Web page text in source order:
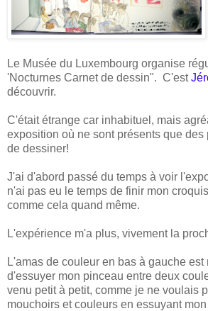
Le Musée du Luxembourg organise
'Nocturnes Carnet de dessin". C'est
découvrir.
C'était étrange car inhabituel, mais
exposition où ne sont présents que des
de dessiner!
J'ai d'abord passé du temps à voir
n'ai pas eu le temps de finir mon
comme cela quand même.
L'expérience m'a plus, vivement la
L'amas de couleur en bas à gauche est
d'essuyer mon pinceau entre deux
venu petit à petit, comme je ne voulais
mouchoirs et couleurs en essuyant